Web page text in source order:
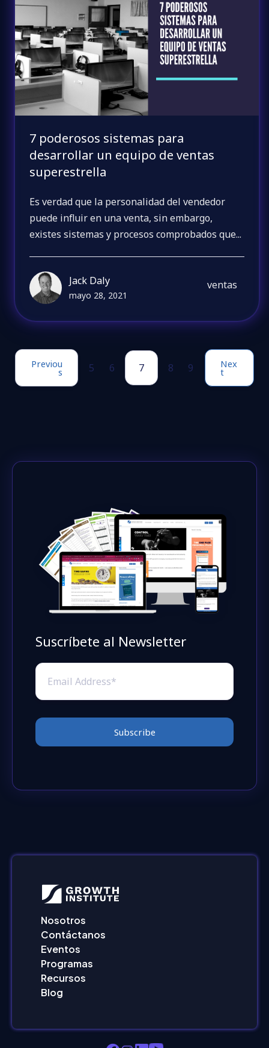
7 poderosos sistemas para
desarrollar un equipo de ventas
superestrella
Es verdad que la personalidad del vendedor
puede influir en una venta, sin embargo,
existes sistemas y procesos comprobados que...
Jack Daly
mayo 28, 2021
ventas
Previou
s 5 6 7 8 9 Nex
t
Suscríbete al Newsletter
Nosotros
Contáctanos
Eventos
Programas
Recursos
Blog